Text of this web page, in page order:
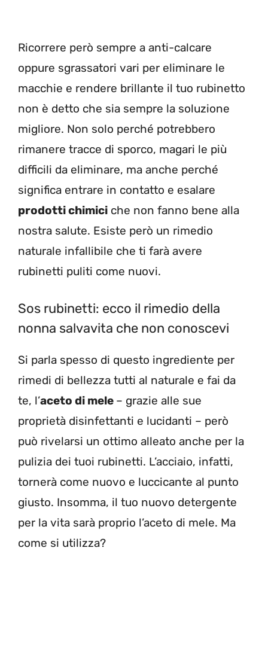
Ricorrere però sempre a anti-calcare
oppure sgrassatori vari per eliminare le
macchie e rendere brillante il tuo rubinetto
non è detto che sia sempre la soluzione
migliore. Non solo perché potrebbero
rimanere tracce di sporco, magari le più
difficili da eliminare, ma anche perché
significa entrare in contatto e esalare
prodotti chimici che non fanno bene alla
nostra salute. Esiste però un rimedio
naturale infallibile che ti farà avere
rubinetti puliti come nuovi.
Sos rubinetti: ecco il rimedio della
nonna salvavita che non conoscevi
Si parla spesso di questo ingrediente per
rimedi di bellezza tutti al naturale e fai da
te, l’aceto di mele – grazie alle sue
proprietà disinfettanti e lucidanti – però
può rivelarsi un ottimo alleato anche per la
pulizia dei tuoi rubinetti. L’acciaio, infatti,
tornerà come nuovo e luccicante al punto
giusto. Insomma, il tuo nuovo detergente
per la vita sarà proprio l’aceto di mele. Ma
come si utilizza?